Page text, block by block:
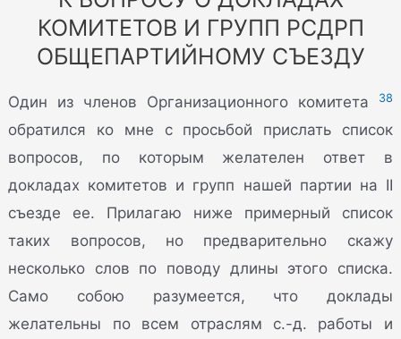
КОМИТЕТОВ И ГРУПП РСДРП
ОБЩЕПАРТИЙНОМУ СЪЕЗДУ
Один из членов Организационного комитета 38
обратился ко мне с просьбой прислать список
вопросов, по которым желателен ответ в
докладах комитетов и групп нашей партии на II
съезде ее. Прилагаю ниже примерный список
таких вопросов, но предварительно скажу
несколько слов по поводу длины этого списка.
Само собою разумеется, что доклады
желательны по всем отраслям с.-д. работы и